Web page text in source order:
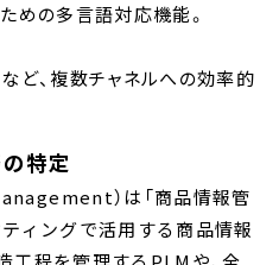
めの多言語対応機能。
など、複数チャネルへの効率的
特定
）は「商品情報管
ィングで活用する商品情報